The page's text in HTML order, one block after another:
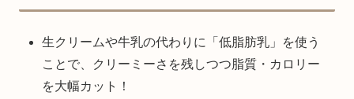
生クリームや牛乳の代わりに「低脂肪乳」を使う
ことで、クリーミーさを残しつつ脂質・カロリー
を大幅カット！